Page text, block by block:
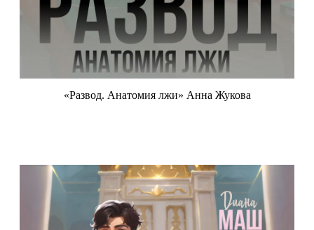
«Развод. Анатомия лжи» Анна Жукова